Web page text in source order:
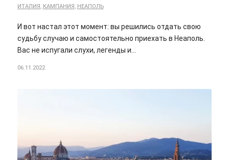
ИТАЛИЯ, КАМПАНИЯ, НЕАПОЛЬ
И вот настал этот момент: вы решились отдать свою
судьбу случаю и самостоятельно приехать в Неаполь.
Вас не испугали слухи, легенды и…
06.11.2022